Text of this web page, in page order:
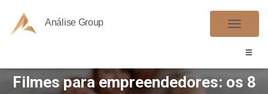
Análise Group
A
E
Filmes para empreendedores: os 8